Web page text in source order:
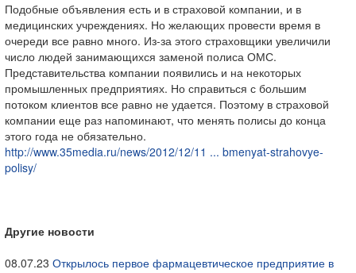
Подобные объявления есть и в страховой компании, и в
медицинских учреждениях. Но желающих провести время в
очереди все равно много. Из-за этого страховщики увеличили
число людей занимающихся заменой полиса ОМС.
Представительства компании появились и на некоторых
промышленных предприятиях. Но справиться с большим
потоком клиентов все равно не удается. Поэтому в страховой
компании еще раз напоминают, что менять полисы до конца
этого года не обязательно.
http://www.35media.ru/news/2012/12/11 ... bmenyat-strahovye-
polisy/
Другие новости
08.07.23 Открылось первое фармацевтическое предприятие в